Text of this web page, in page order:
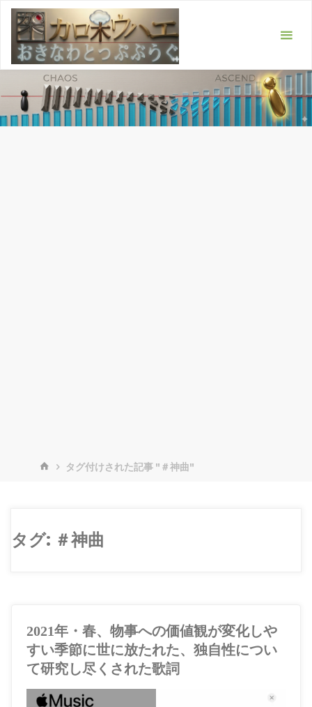
ス
ホ
タグ付けされた記事 "＃神曲"
タグ: ＃神曲
2021年・春、物事への価値観が変化しや
すい季節に世に放たれた、独自性につい
て研究し尽くされた歌詞